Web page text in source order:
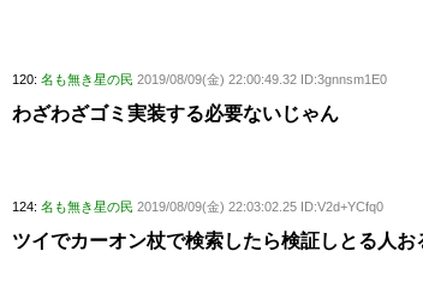
120: 名も無き星の民 2019/08/09(金) 22:00:49.32 ID:3gnnsm1E0
わざわざゴミ実装する必要ないじゃん
124: 名も無き星の民 2019/08/09(金) 22:03:02.25 ID:V2d+YCfq0
ツイでカーオン杖で検索したら検証しとる人お